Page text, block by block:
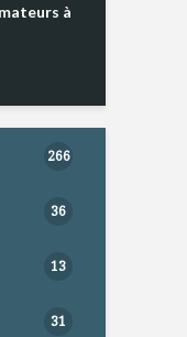
à
266
36
13
31